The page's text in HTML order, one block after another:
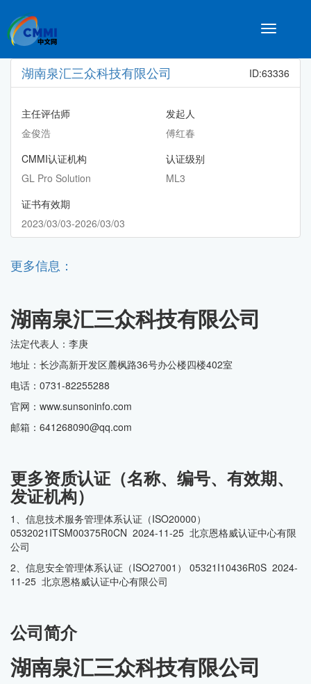
Toggle
湖南泉汇三众科技有限公司 ID:63336
主任评估师
金俊浩
发起人
傅红春
CMMI认证机构
GL Pro Solution
认证级别
ML3
证书有效期
2023/03/03-2026/03/03
更多信息：
湖南泉汇三众科技有限公司
法定代表人：李庚
地址：长沙高新开发区麓枫路36号办公楼四楼402室
电话：0731-82255288
官网：www.sunsoninfo.com
邮箱：641268090@qq.com
更多资质认证（名称、编号、有效期、
发证机构）
1、信息技术服务管理体系认证（ISO20000）
0532021ITSM00375R0CN 2024-11-25 北京恩格威认证中心有限
公司
2、信息安全管理体系认证（ISO27001） 05321I10436R0S 2024-
11-25 北京恩格威认证中心有限公司
公司简介
湖南泉汇三众科技有限公司